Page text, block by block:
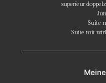
superieur
Suite
Suite mit